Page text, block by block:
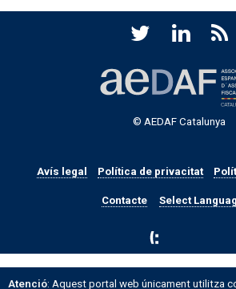
© AEDAF Catalunya
Avís legal Política de privacitat
Contacte Select
Atenció: Aquest portal web únicament utilitza